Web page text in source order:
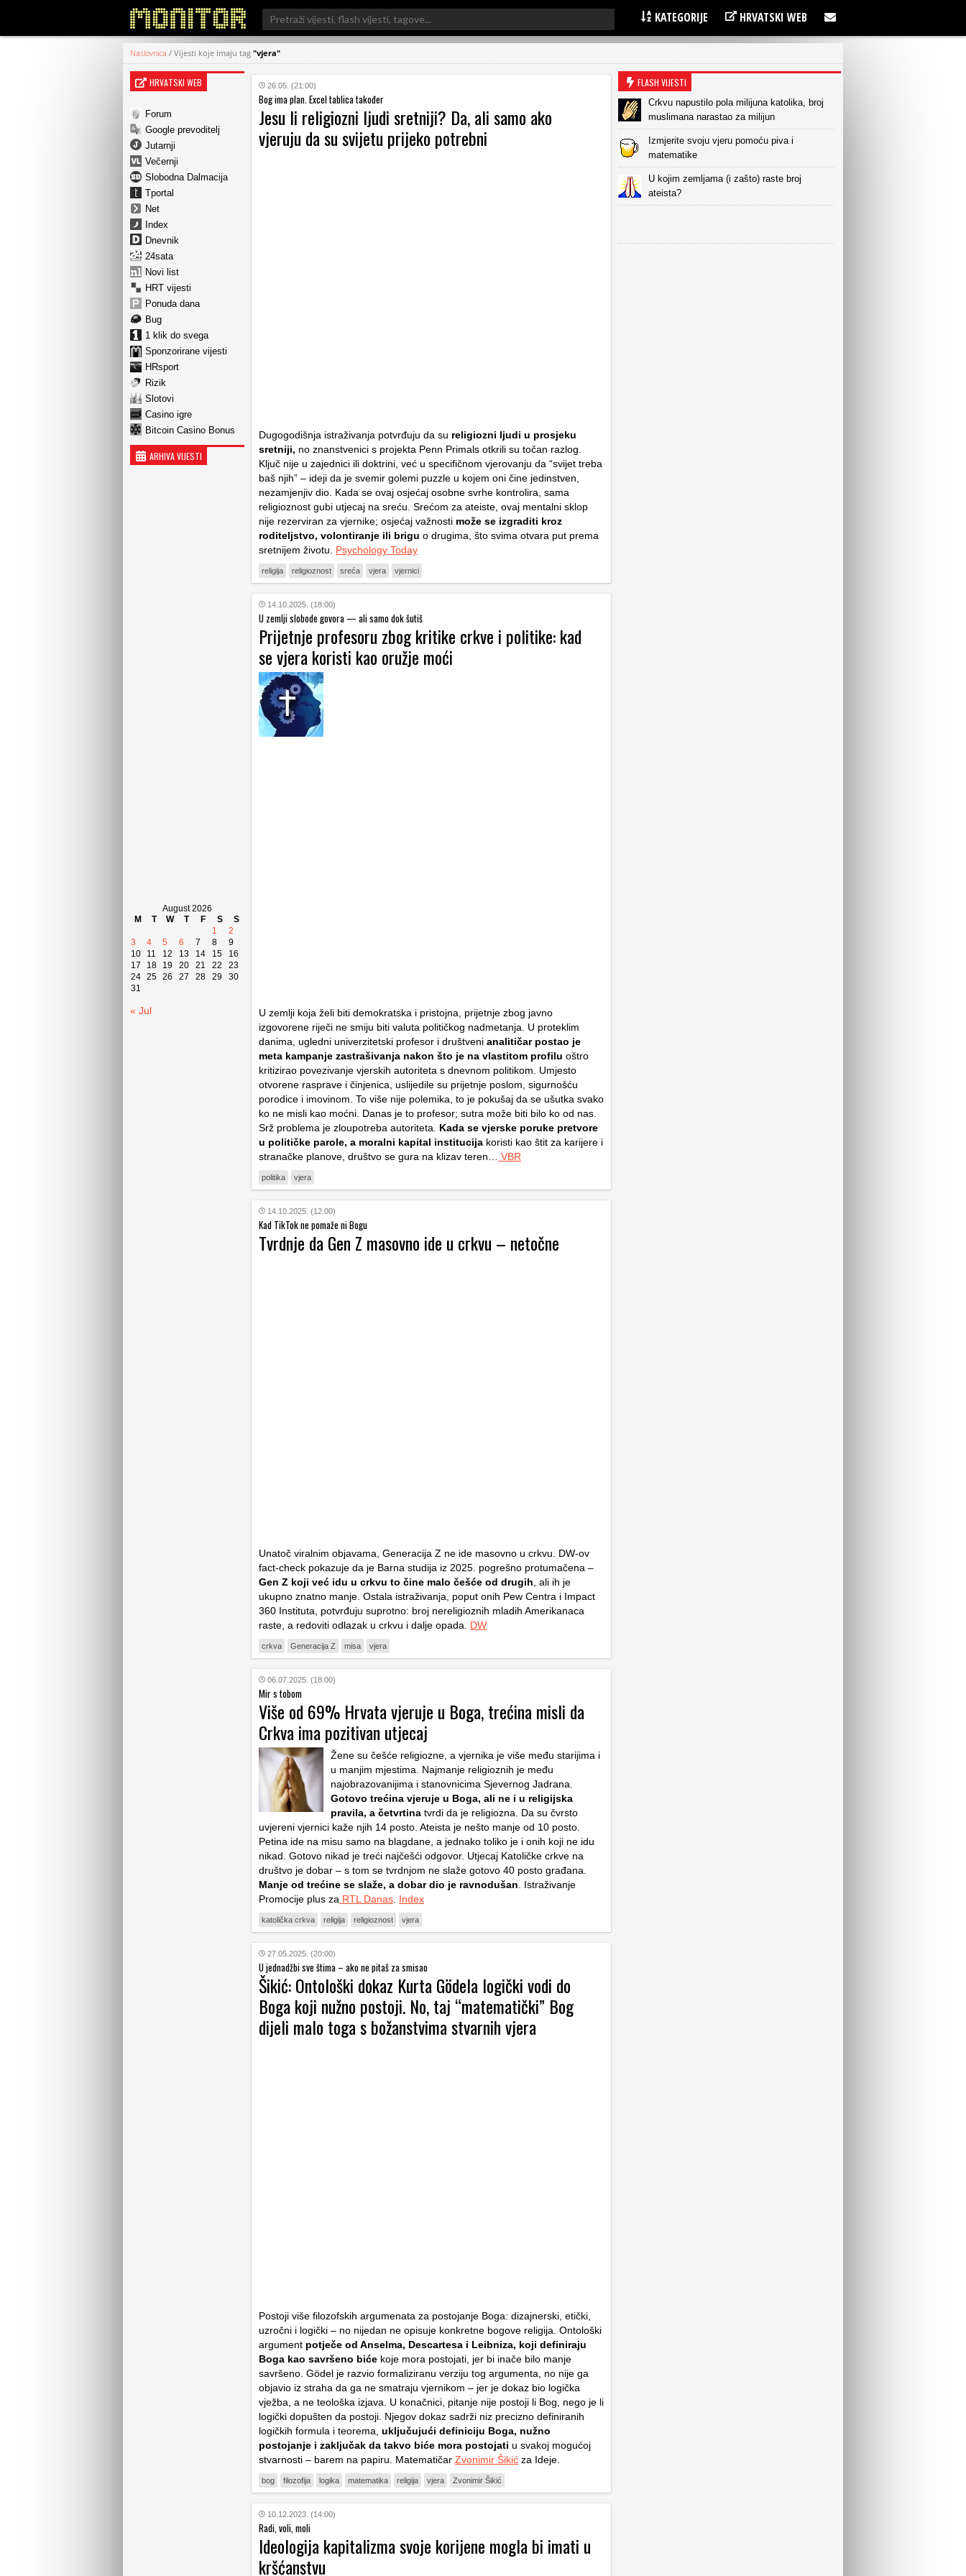
Search
for:
KATEGORIJE HRVATSKI WEB
Naslovnica / Vijesti koje imaju tag "vjera"
HRVATSKI WEB
Forum
Google prevoditelj
Jutarnji
Večernji
Slobodna Dalmacija
Tportal
Net
Index
Dnevnik
24sata
Novi list
HRT vijesti
Ponuda dana
Bug
1 klik do svega
Sponzorirane vijesti
HRsport
Rizik
Slotovi
Casino igre
Bitcoin Casino Bonus
ARHIVA VIJESTI
August 2026
M
T W T F S
S
1
2
3
4 5 6 7 8
9
10
11 12 13 14 15
16
17
18 19 20 21 22
23
24 25 26 27 28 29
30
31
« Jul
26.05. (21:00)
Bog ima plan. Excel tablica također
Jesu li religiozni ljudi sretniji? Da, ali samo ako
vjeruju da su svijetu prijeko potrebni
Dugogodišnja istraživanja potvrđuju da su religiozni ljudi u prosjeku
sretniji, no znanstvenici s projekta Penn Primals otkrili su točan razlog.
Ključ nije u zajednici ili doktrini, već u specifičnom vjerovanju da “svijet treba
baš njih” – ideji da je svemir golemi puzzle u kojem oni čine jedinstven,
nezamjenjiv dio. Kada se ovaj osjećaj osobne svrhe kontrolira, sama
religioznost gubi utjecaj na sreću. Srećom za ateiste, ovaj mentalni sklop
nije rezerviran za vjernike; osjećaj važnosti može se izgraditi kroz
roditeljstvo, volontiranje ili brigu o drugima, što svima otvara put prema
sretnijem životu. Psychology Today
religija religioznost sreća vjera vjernici
14.10.2025. (18:00)
U zemlji slobode govora — ali samo dok šutiš
Prijetnje profesoru zbog kritike crkve i politike: kad
se vjera koristi kao oružje moći
U zemlji koja želi biti demokratska i pristojna, prijetnje zbog javno
izgovorene riječi ne smiju biti valuta političkog nadmetanja. U proteklim
danima, ugledni univerzitetski profesor i društveni analitičar postao je
meta kampanje zastrašivanja nakon što je na vlastitom profilu oštro
kritizirao povezivanje vjerskih autoriteta s dnevnom politikom. Umjesto
otvorene rasprave i činjenica, uslijedile su prijetnje poslom, sigurnošću
porodice i imovinom. To više nije polemika, to je pokušaj da se ušutka svako
ko ne misli kao moćni. Danas je to profesor; sutra može biti bilo ko od nas.
Srž problema je zloupotreba autoriteta. Kada se vjerske poruke pretvore
u političke parole, a moralni kapital institucija koristi kao štit za karijere i
stranačke planove, društvo se gura na klizav teren… VBR
politika vjera
14.10.2025. (12:00)
Kad TikTok ne pomaže ni Bogu
Tvrdnje da Gen Z masovno ide u crkvu – netočne
Unatoč viralnim objavama, Generacija Z ne ide masovno u crkvu. DW-ov
fact-check pokazuje da je Barna studija iz 2025. pogrešno protumačena –
Gen Z koji već idu u crkvu to čine malo češće od drugih, ali ih je
ukupno znatno manje. Ostala istraživanja, poput onih Pew Centra i Impact
360 Instituta, potvrđuju suprotno: broj nereligioznih mladih Amerikanaca
raste, a redoviti odlazak u crkvu i dalje opada. DW
crkva Generacija Z misa vjera
06.07.2025. (18:00)
Mir s tobom
Više od 69% Hrvata vjeruje u Boga, trećina misli da
Crkva ima pozitivan utjecaj
Žene su češće religiozne, a vjernika je više među starijima i
u manjim mjestima. Najmanje religioznih je među
najobrazovanijima i stanovnicima Sjevernog Jadrana.
Gotovo trećina vjeruje u Boga, ali ne i u religijska
pravila, a četvrtina tvrdi da je religiozna. Da su čvrsto
uvjereni vjernici kaže njih 14 posto. Ateista je nešto manje od 10 posto.
Petina ide na misu samo na blagdane, a jednako toliko je i onih koji ne idu
nikad. Gotovo nikad je treći najčešći odgovor. Utjecaj Katoličke crkve na
društvo je dobar – s tom se tvrdnjom ne slaže gotovo 40 posto građana.
Manje od trećine se slaže, a dobar dio je ravnodušan. Istraživanje
Promocije plus za RTL Danas. Index
katolička crkva religija religioznost vjera
27.05.2025. (20:00)
U jednadžbi sve štima – ako ne pitaš za smisao
Šikić: Ontološki dokaz Kurta Gödela logički vodi do
Boga koji nužno postoji. No, taj “matematički” Bog
dijeli malo toga s božanstvima stvarnih vjera
Postoji više filozofskih argumenata za postojanje Boga: dizajnerski, etički,
uzročni i logički – no nijedan ne opisuje konkretne bogove religija. Ontološki
argument potječe od Anselma, Descartesa i Leibniza, koji definiraju
Boga kao savršeno biće koje mora postojati, jer bi inače bilo manje
savršeno. Gödel je razvio formaliziranu verziju tog argumenta, no nije ga
objavio iz straha da ga ne smatraju vjernikom – jer je dokaz bio logička
vježba, a ne teološka izjava. U konačnici, pitanje nije postoji li Bog, nego je li
logički dopušten da postoji. Njegov dokaz sadrži niz precizno definiranih
logičkih formula i teorema, uključujući definiciju Boga, nužno
postojanje i zaključak da takvo biće mora postojati u svakoj mogućoj
stvarnosti – barem na papiru. Matematičar Zvonimir Šikić za Ideje.
bog filozofija logika matematika religija vjera Zvonimir Šikić
10.12.2023. (14:00)
Radi, voli, moli
Ideologija kapitalizma svoje korijene mogla bi imati u
kršćanstvu
FLASH VIJESTI
Crkvu napustilo pola milijuna katolika, broj
muslimana narastao za milijun
Izmjerite svoju vjeru pomoću piva i
matematike
U kojim zemljama (i zašto) raste broj
ateista?